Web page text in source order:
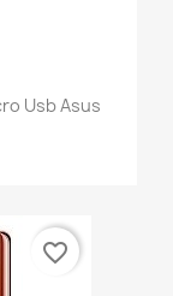
Usb Asus
favorite_border